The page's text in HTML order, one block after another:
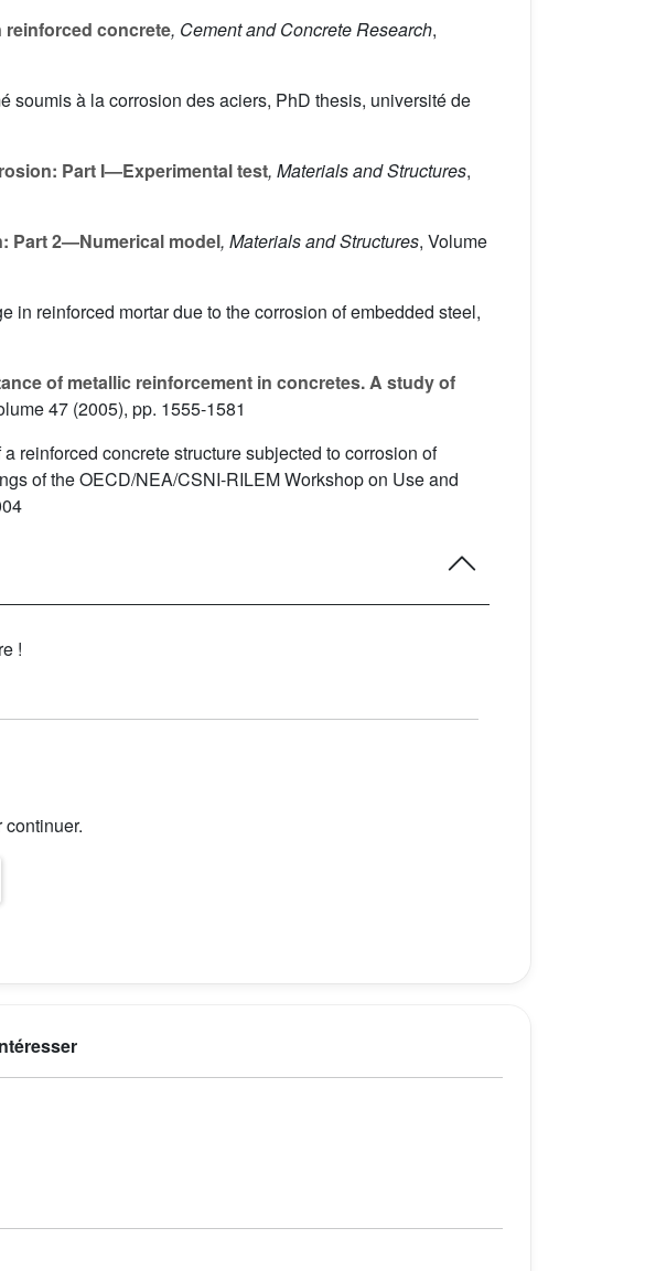
concrete, Cement and Concrete Research,
soumis à la corrosion des aciers, PhD thesis, université de
Part I—Experimental test, Materials and Structures,
Part 2—Numerical model, Materials and Structures, Volume
in reinforced mortar due to the corrosion of embedded steel,
of metallic reinforcement in concretes. A study of
47 (2005), pp. 1555-1581
reinforced concrete structure subjected to corrosion of
of the OECD/NEA/CSNI-RILEM Workshop on Use and
!